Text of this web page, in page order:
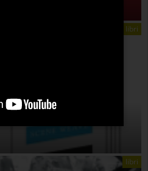
libri
libri